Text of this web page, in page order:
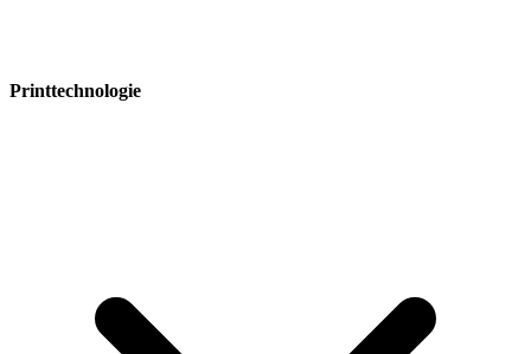
Printtechnologie